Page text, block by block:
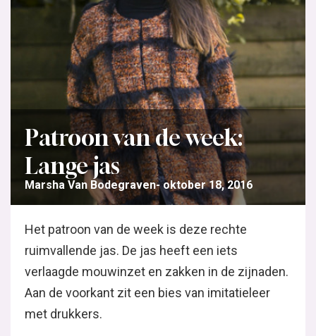
Patroon van de week:
Lange jas
Marsha Van Bodegraven oktober 18, 2016
Het patroon van de week is deze rechte
ruimvallende jas. De jas heeft een iets
verlaagde mouwinzet en zakken in de zijnaden.
Aan de voorkant zit een bies van imitatieleer
met drukkers.